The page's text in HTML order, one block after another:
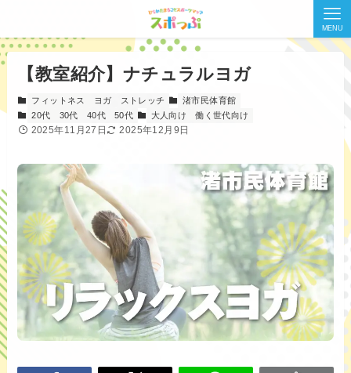
MENU
【教室紹介】ナチュラルヨガ
フィットネス ヨガ ストレッチ
渚市民体育館
20代
30代 40代 50代 大人向け 働く世代向け
2025年11月27日 2025年12月9日